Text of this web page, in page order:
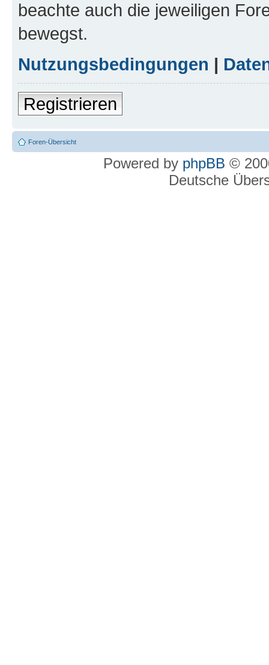
beachte auch die jeweiligen
bewegst.
Nutzungsbedingungen |
Registrieren
Foren-Übersicht
Powered by phpBB ©
Deutsche